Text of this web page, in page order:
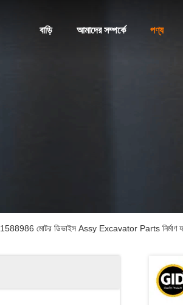
বাড়ি আমাদের সম্পর্কে পণ্য
1588986 মোটর ডিভাইস Assy Excavator Parts নির্মাণ